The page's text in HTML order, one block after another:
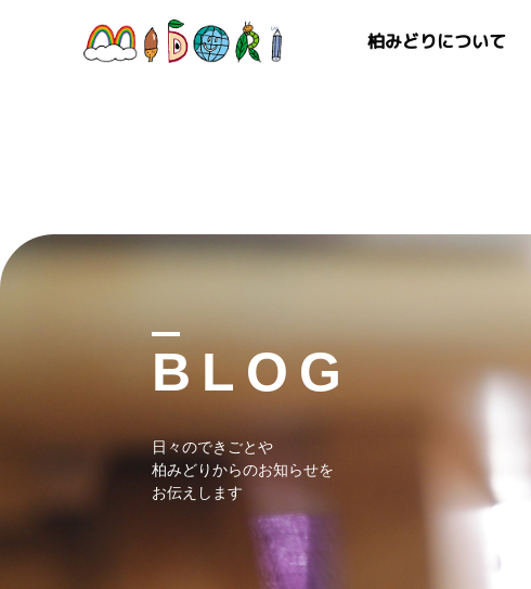
柏みどりについて
BLOG
日々のできごとや
柏みどりからのお知らせを
お伝えします